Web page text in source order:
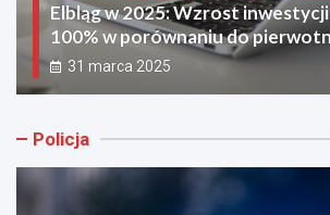
Elbląg przygotowuje się do 30.
Pracy – zapraszamy na
potencjalnymi pracodawcami!
25 marca 2025
Policja